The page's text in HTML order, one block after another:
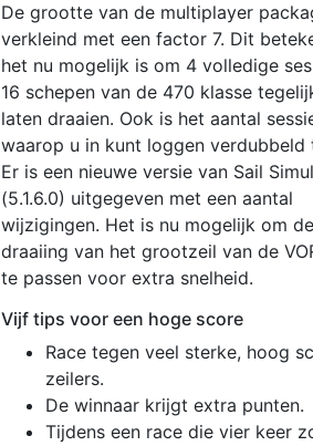
De grootte van de multiplayer
verkleind met een factor 7. Dit
het nu mogelijk is om 4 volledige
16 schepen van de 470 klasse
laten draaien. Ook is het aantal
waarop u in kunt loggen verdubbeld
Er is een nieuwe versie van Sail
(5.1.6.0) uitgegeven met een aantal
wijzigingen. Het is nu mogelijk om de
draaiing van het grootzeil van de
te passen voor extra snelheid.
Vijf tips voor een hoge score
Race tegen veel sterke, hoog
zeilers.
De winnaar krijgt extra punten.
Tijdens een race die vier keer